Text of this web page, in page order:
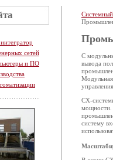
сетей
и ПО
С
вывода
Модульная
СХ-
мощности.
систему